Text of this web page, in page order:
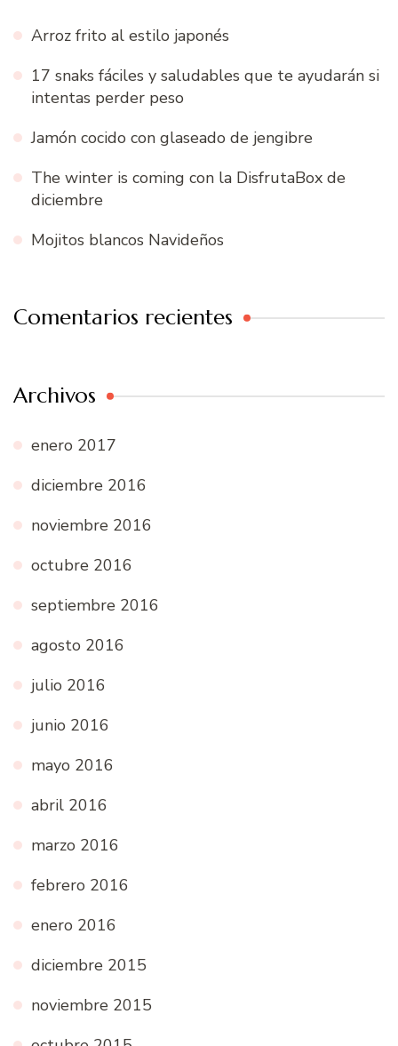
Arroz frito al estilo japonés
17 snaks fáciles y saludables que te ayudarán si
intentas perder peso
Jamón cocido con glaseado de jengibre
The winter is coming con la DisfrutaBox de
diciembre
Mojitos blancos Navideños
Comentarios recientes
Archivos
enero 2017
diciembre 2016
noviembre 2016
octubre 2016
septiembre 2016
agosto 2016
julio 2016
junio 2016
mayo 2016
abril 2016
marzo 2016
febrero 2016
enero 2016
diciembre 2015
noviembre 2015